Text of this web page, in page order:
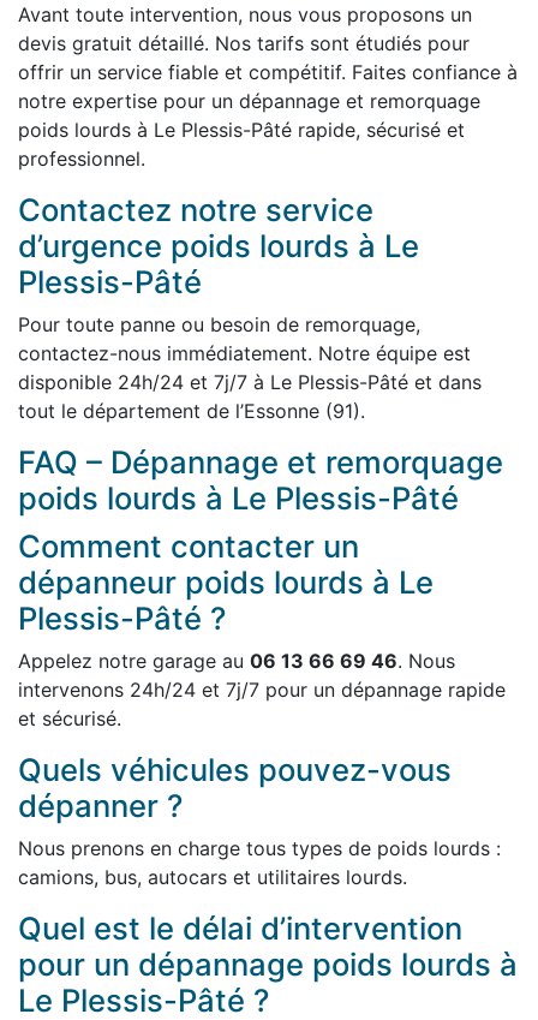
Avant toute intervention, nous vous proposons un
devis gratuit détaillé. Nos tarifs sont étudiés pour
offrir un service fiable et compétitif. Faites confiance à
notre expertise pour un dépannage et remorquage
poids lourds à Le Plessis-Pâté rapide, sécurisé et
professionnel.
Contactez notre service
d’urgence poids lourds à Le
Plessis-Pâté
Pour toute panne ou besoin de remorquage,
contactez-nous immédiatement. Notre équipe est
disponible 24h/24 et 7j/7 à Le Plessis-Pâté et dans
tout le département de l’Essonne (91).
FAQ – Dépannage et remorquage
poids lourds à Le Plessis-Pâté
Comment contacter un
dépanneur poids lourds à Le
Plessis-Pâté ?
Appelez notre garage au 06 13 66 69 46. Nous
intervenons 24h/24 et 7j/7 pour un dépannage rapide
et sécurisé.
Quels véhicules pouvez-vous
dépanner ?
Nous prenons en charge tous types de poids lourds :
camions, bus, autocars et utilitaires lourds.
Quel est le délai d’intervention
pour un dépannage poids lourds à
Le Plessis-Pâté ?